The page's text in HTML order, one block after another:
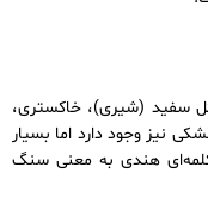
سفید (شیری)، خاکستری،
نیز وجود دارد اما بسیار
کلمه‌ای هندی به معنی سنگ